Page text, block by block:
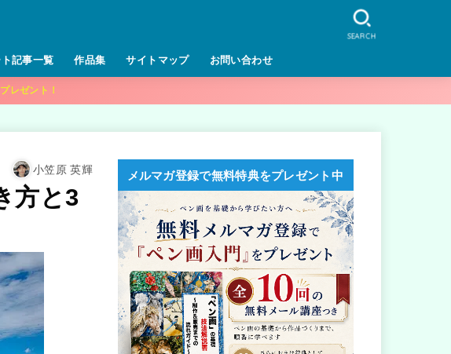
記事一覧 作品集 サイトマップ お問い合わせ
SEARCH
レゼント！
小笠原 英輝
方と3
メルマガ登録で無料特典をプレゼント中